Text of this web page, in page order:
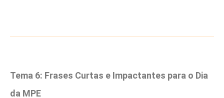
Tema 6: Frases Curtas e Impactantes para o Dia
da MPE